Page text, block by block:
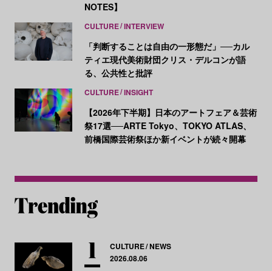
NOTES】
CULTURE INTERVIEW
「判断することは自由の一形態だ」──カル
ティエ現代美術財団クリス・デルコンが語
る、公共性と批評
CULTURE INSIGHT
【2026年下半期】日本のアートフェア＆芸術
祭17選──ARTE Tokyo、TOKYO ATLAS、
前橋国際芸術祭ほか新イベントが続々開幕
CULTURE NEWS
2026.08.06